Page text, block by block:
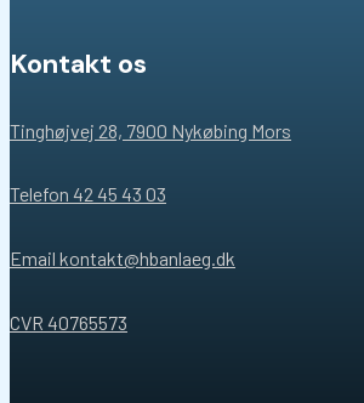
Kontakt os
Tinghøjvej 28, 7900 Nykøbing Mors
Telefon 42 45 43 03
Email kontakt@hbanlaeg.dk
CVR 40765573